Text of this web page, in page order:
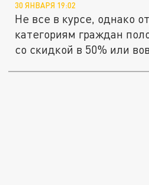
30 ЯНВАРЯ 19:02
Не все в курсе, однако
категориям граждан
со скидкой в 50% или